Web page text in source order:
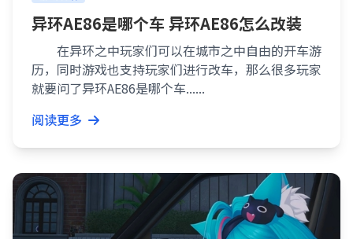
异环AE86是哪个车 异环AE86怎么改装
在异环之中玩家们可以在城市之中自由的开车游
历，同时游戏也支持玩家们进行改车，那么很多玩家
就要问了异环AE86是哪个车......
阅读更多